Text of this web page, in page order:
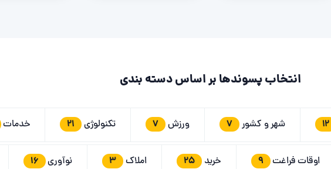
انتخاب پسوندها بر اساس دسته بندی
12 شهر و کشور 7 ورزش 7 تکنولوژی 21 خدمات
اوقات فراغت 9 خرید 25 املاک 3 نوآوری 16